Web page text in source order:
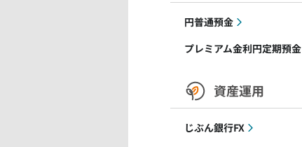
円普通預金
プレミアム金利円定期預金
資産運用
じぶん銀行FX